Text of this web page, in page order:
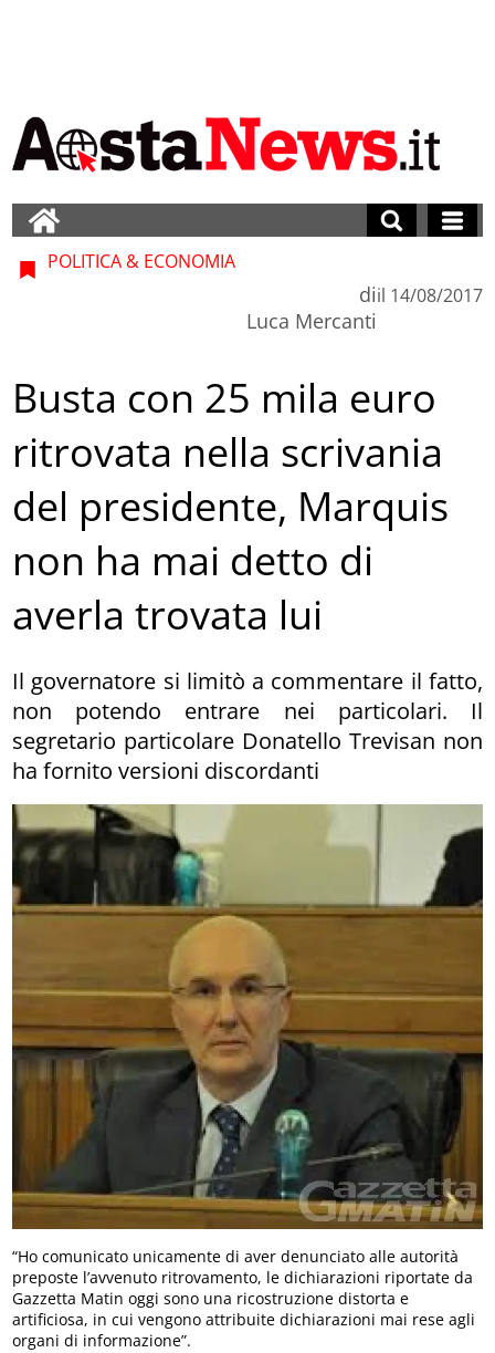
POLITICA & ECONOMIA
di
Luca Mercanti
il 14/08/2017
Busta con 25 mila euro
ritrovata nella scrivania
del presidente, Marquis
non ha mai detto di
averla trovata lui
Il governatore si limitò a commentare il fatto,
non potendo entrare nei particolari. Il
segretario particolare Donatello Trevisan non
ha fornito versioni discordanti
“Ho comunicato unicamente di aver denunciato alle autorità
preposte l’avvenuto ritrovamento, le dichiarazioni riportate da
Gazzetta Matin oggi sono una ricostruzione distorta e
artificiosa, in cui vengono attribuite dichiarazioni mai rese agli
organi di informazione”.